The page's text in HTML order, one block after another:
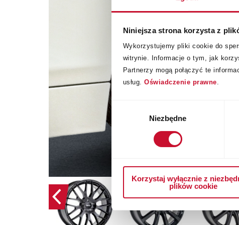
Niniejsza strona korzysta z
Wykorzystujemy pliki cookie do
witrynie. Informacje o tym, jak
Partnerzy mogą połączyć te
usług. Oświadczenie prawne.
Wybór
Niezbędne
Korzystaj wyłącznie z
plików cookie